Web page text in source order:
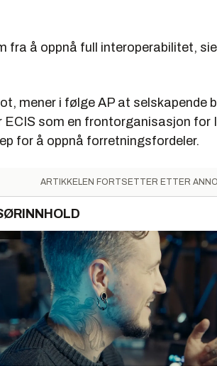
fra å oppnå full interoperabilitet,
mener i følge AP at selskapende
ECIS som en frontorganisasjon for
for å oppnå forretningsfordeler.
ARTIKKELEN FORTSETTER ETTER